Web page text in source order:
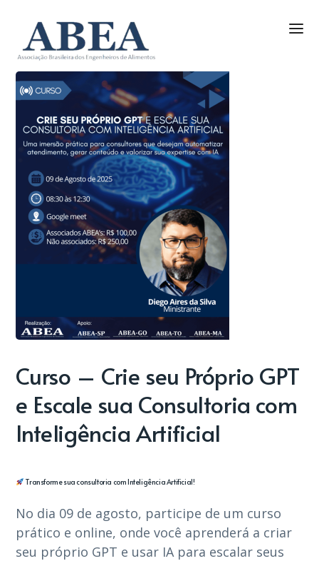
Curso – Crie seu Próprio GPT
e Escale sua Consultoria com
Inteligência Artificial
Transforme sua consultoria com Inteligência Artificial!
No dia 09 de agosto, participe de um curso
prático e online, onde você aprenderá a criar
seu próprio GPT e usar IA para escalar seus